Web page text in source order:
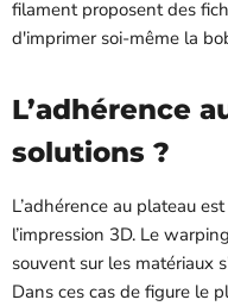
filament proposent des
d'imprimer soi-même la
L’adhérence
solutions ?
L’adhérence au plateau
l’impression 3D. Le
souvent sur les matériaux
Dans ces cas de figure le